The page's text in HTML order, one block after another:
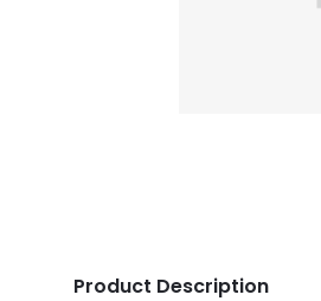
Product Description